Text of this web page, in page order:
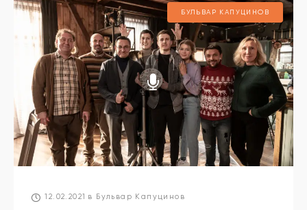
БУЛЬВАР КАПУЦИНОВ
12.02.2021 в Бульвар Капуцинов